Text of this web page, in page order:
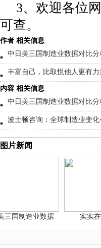
3、欢迎各位
可查。
作者 相关信息
中日美三国制造业数据对比
丰富自己，比取悦他人更有力
内容 相关信息
中日美三国制造业数据对比
波士顿咨询：全球制造业变
图片新闻
制造业数据 实实在在